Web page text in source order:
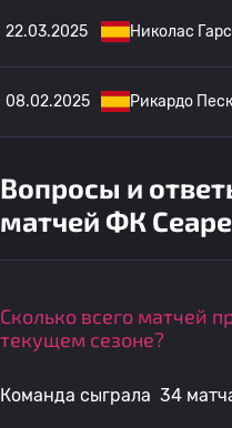
22.03.2025 Николас
08.02.2025 Рикардо
Вопросы и
матчей ФК
Сколько всего матчей
текущем сезоне?
Команда сыграла 34